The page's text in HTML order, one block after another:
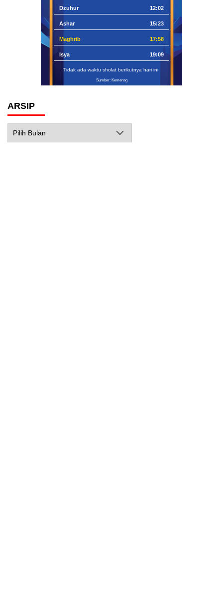
Dzuhur 12:02
Ashar 15:23
Maghrib 17:58
Isya 19:09
Tidak ada waktu sholat berikutnya hari ini.
Sumber: Kemenag
ARSIP